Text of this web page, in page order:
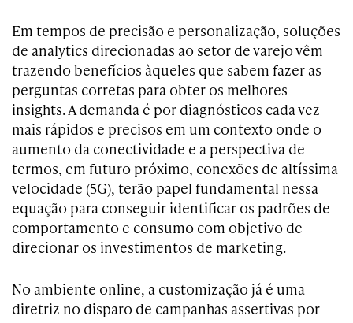
Em tempos de precisão e personalização, soluções
de analytics direcionadas ao setor de varejo vêm
trazendo benefícios àqueles que sabem fazer as
perguntas corretas para obter os melhores
insights. A demanda é por diagnósticos cada vez
mais rápidos e precisos em um contexto onde o
aumento da conectividade e a perspectiva de
termos, em futuro próximo, conexões de altíssima
velocidade (5G), terão papel fundamental nessa
equação para conseguir identificar os padrões de
comportamento e consumo com objetivo de
direcionar os investimentos de marketing.
No ambiente online, a customização já é uma
diretriz no disparo de campanhas assertivas por